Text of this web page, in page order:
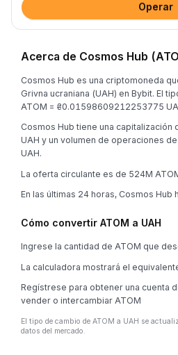
Operar
Acerca de Cosmos Hub
Cosmos Hub es una criptomoneda
Grivna ucraniana (UAH) en Bybit. El
ATOM = ₴0.01598609212253775
Cosmos Hub tiene una capitalización
UAH y un volumen de operaciones
UAH.
La oferta circulante es de 524M
En las últimas 24 horas, Cosmos Hub
Cómo convertir ATOM a UAH
Ingrese la cantidad de ATOM que
La calculadora mostrará el
Regístrese para obtener una cuenta
vender o intercambiar ATOM
El tipo de cambio de ATOM a UAH se
datos del mercado.